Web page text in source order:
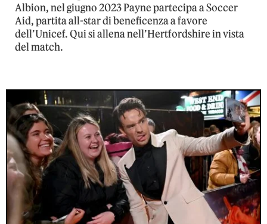
Albion, nel giugno 2023 Payne partecipa a Soccer
Aid, partita all-star di beneficenza a favore
dell’Unicef. Qui si allena nell’Hertfordshire in vista
del match.